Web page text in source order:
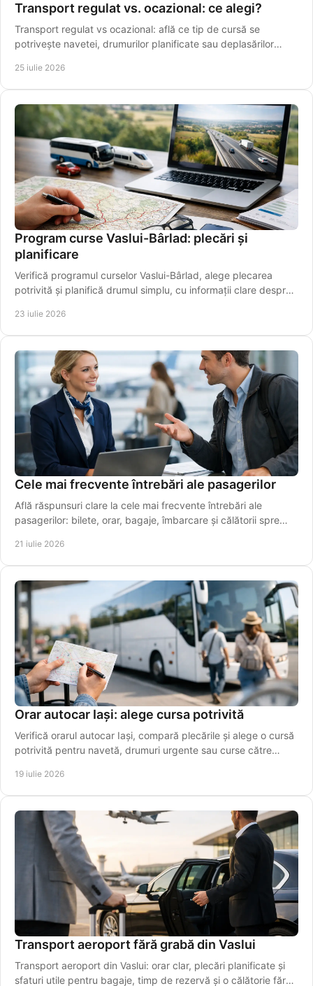
Transport regulat vs. ocazional: ce alegi?
Transport regulat vs ocazional: află ce tip de cursă se
potrivește navetei, drumurilor planificate sau deplasărilor
25 iulie 2026
Program curse Vaslui-Bârlad: plecări și
planificare
Verifică programul curselor Vaslui-Bârlad, alege plecarea
potrivită și planifică drumul simplu, cu informații clare despre
23 iulie 2026
Cele mai frecvente întrebări ale pasagerilor
Află răspunsuri clare la cele mai frecvente întrebări ale
pasagerilor: bilete, orar, bagaje, îmbarcare și călătorii spre
21 iulie 2026
Orar autocar Iași: alege cursa potrivită
Verifică orarul autocar Iași, compară plecările și alege o cursă
potrivită pentru navetă, drumuri urgente sau curse către
19 iulie 2026
Transport aeroport fără grabă din Vaslui
Transport aeroport din Vaslui: orar clar, plecări planificate și
sfaturi utile pentru bagaje, timp de rezervă și o călătorie fără